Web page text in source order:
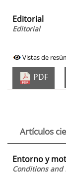
Editorial
Editorial
Vistas de
PDF
Artículos
Entorno y
Conditions